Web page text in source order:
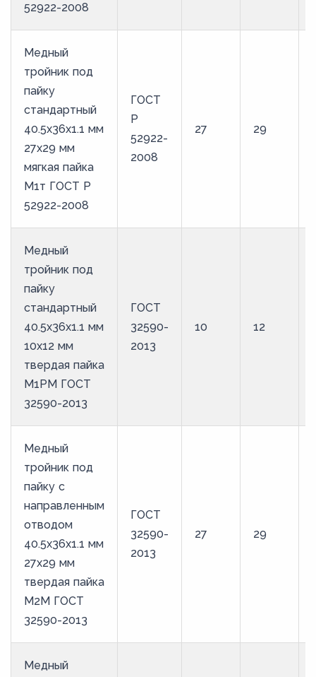
52922-2008
Медный
тройник под
пайку
стандартный
40.5х36х1.1 мм
27х29 мм
мягкая пайка
М1т ГОСТ Р
52922-2008
ГОСТ
Р
52922-
2008
27 29
Медный
тройник под
пайку
стандартный
40.5х36х1.1 мм
10х12 мм
твердая пайка
М1РМ ГОСТ
32590-2013
ГОСТ
32590-
2013
10 12
Медный
тройник под
пайку с
направленным
отводом
40.5х36х1.1 мм
27х29 мм
твердая пайка
М2М ГОСТ
32590-2013
ГОСТ
32590-
2013
27 29
Медный